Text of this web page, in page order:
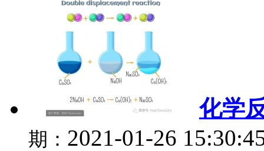
化学
期： 2021-01-26